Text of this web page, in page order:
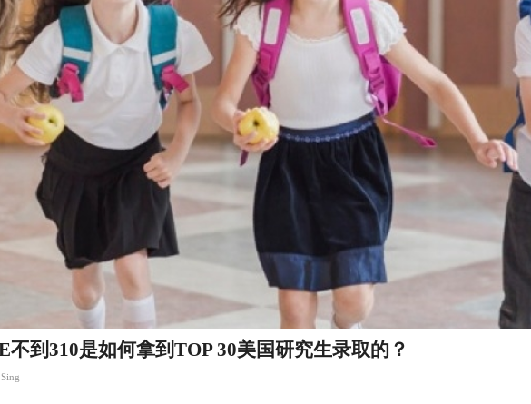
不到310是如何拿到TOP 30美国研究生录取的？
Sing